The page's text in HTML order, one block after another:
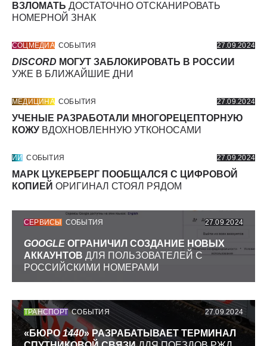
ВЗЛОМАТЬ ДОСТАТОЧНО ОТСКАНИРОВАТЬ
НОМЕРНОЙ ЗНАК
СОЦМЕДИА СОБЫТИЯ 27.09.2024
DISCORD МОГУТ ЗАБЛОКИРОВАТЬ В РОССИИ
УЖЕ В БЛИЖАЙШИЕ ДНИ
МЕДИЦИНА СОБЫТИЯ 27.09.2024
УЧЕНЫЕ РАЗРАБОТАЛИ МНОГОРЕЦЕПТОРНУЮ
КОЖУ ВДОХНОВЛЕННУЮ УТКОНОСАМИ
ИИ СОБЫТИЯ 27.09.2024
МАРК ЦУКЕРБЕРГ ПООБЩАЛСЯ С ЦИФРОВОЙ
КОПИЕЙ ОРИГИНАЛ СТОЯЛ РЯДОМ
СЕРВИСЫ СОБЫТИЯ 27.09.2024
GOOGLE ОГРАНИЧИЛ СОЗДАНИЕ НОВЫХ
АККАУНТОВ ДЛЯ ПОЛЬЗОВАТЕЛЕЙ С
РОССИЙСКИМИ НОМЕРАМИ
ТРАНСПОРТ СОБЫТИЯ 27.09.2024
«БЮРО1440» РАЗРАБАТЫВАЕТ ТЕРМИНАЛ